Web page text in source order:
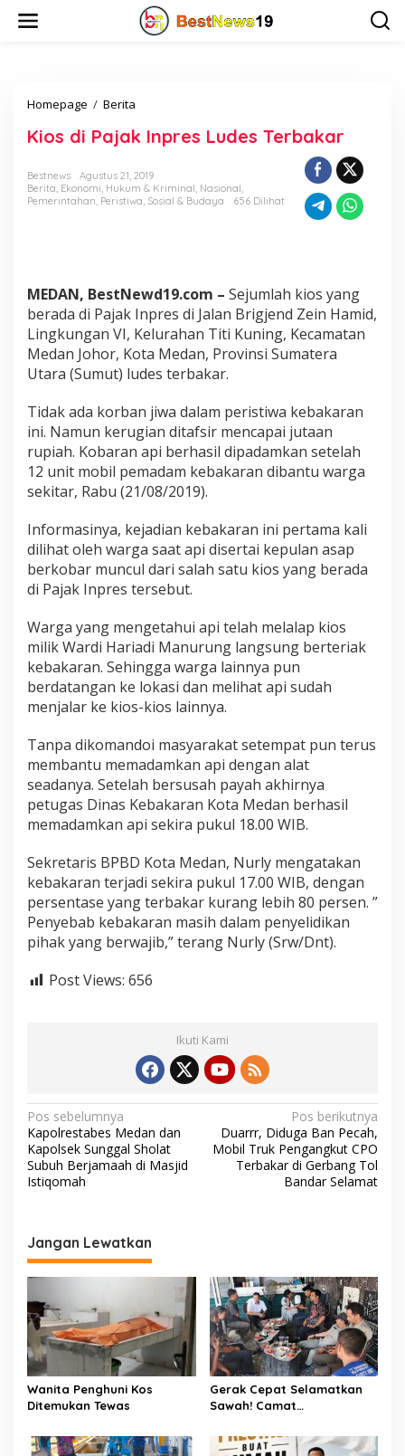
Homepage / Berita
o
d
i
P
n
p
r
e
s
L
d
e
s
T
e
r
a
k
a
r
Kios di Pajak Inpres Ludes Terbakar
Bestnews
Agustus 21, 2019
Berita, Ekonomi, Hukum & Kriminal, Nasional,
Pemerintahan, Peristiwa, Sosial & Budaya 656 Dilihat
MEDAN, BestNewd19.com – Sejumlah kios yang
berada di Pajak Inpres di Jalan Brigjend Zein Hamid,
Lingkungan VI, Kelurahan Titi Kuning, Kecamatan
Medan Johor, Kota Medan, Provinsi Sumatera
Utara (Sumut) ludes terbakar.
Tidak ada korban jiwa dalam peristiwa kebakaran
ini. Namun kerugian ditafsir mencapai jutaan
rupiah. Kobaran api berhasil dipadamkan setelah
12 unit mobil pemadam kebakaran dibantu warga
sekitar, Rabu (21/08/2019).
Informasinya, kejadian kebakaran ini pertama kali
dilihat oleh warga saat api disertai kepulan asap
berkobar muncul dari salah satu kios yang berada
di Pajak Inpres tersebut.
Warga yang mengetahui api telah melalap kios
milik Wardi Hariadi Manurung langsung berteriak
kebakaran. Sehingga warga lainnya pun
berdatangan ke lokasi dan melihat api sudah
menjalar ke kios-kios lainnya.
Tanpa dikomandoi masyarakat setempat pun terus
membantu memadamkan api dengan alat
seadanya. Setelah bersusah payah akhirnya
petugas Dinas Kebakaran Kota Medan berhasil
memadamkan api sekira pukul 18.00 WIB.
Sekretaris BPBD Kota Medan, Nurly mengatakan
kebakaran terjadi sekira pukul 17.00 WIB, dengan
persentase yang terbakar kurang lebih 80 persen. ”
Penyebab kebakaran masih dalam penyelidikan
pihak yang berwajib,” terang Nurly (Srw/Dnt).
Post Views: 656
Ikuti Kami
N
a
v
i
a
s
i
p
o
s
Pos sebelumnya
Kapolrestabes Medan dan
Kapolsek Sunggal Sholat
Subuh Berjamaah di Masjid
Istiqomah
Pos berikutnya
Duarrr, Diduga Ban Pecah,
Mobil Truk Pengangkut CPO
Terbakar di Gerbang Tol
Bandar Selamat
Jangan Lewatkan
Wanita Penghuni Kos
Ditemukan Tewas
Gerak Cepat Selamatkan
Sawah! Camat
Kementerian Bahas Solusi